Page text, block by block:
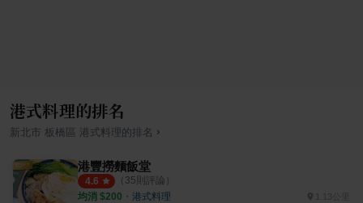
港式料理的排名
新北市 板橋區 港式料理 的排名 ›
港豐撈麵飯堂
4.6 （ 35則評論）
均消 $200 ・ 港式料理